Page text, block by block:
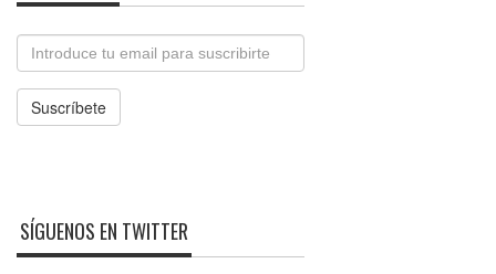
Email
Suscríbete
SÍGUENOS EN TWITTER